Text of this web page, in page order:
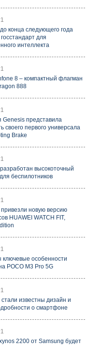
конца следующего года
для
интеллекта
8 – компактный флагман
888
Genesis представила
своего первого универсала
Brake
высокоточный
беспилотников
новую версию
HUAWEI WATCH FIT,
ключевые особенности
POCO M3 Pro 5G
стали известны дизайн и
о смартфоне
2200 от Samsung будет